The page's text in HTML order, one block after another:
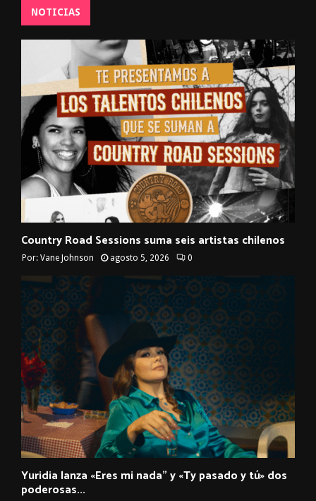
NOTICIAS
Country Road Sessions suma seis artistas chilenos
Por: Vane Johnson agosto 5, 2026 0
Yuridia lanza «Eres mi nada” y «Ty pasado y tú» dos
poderosas...